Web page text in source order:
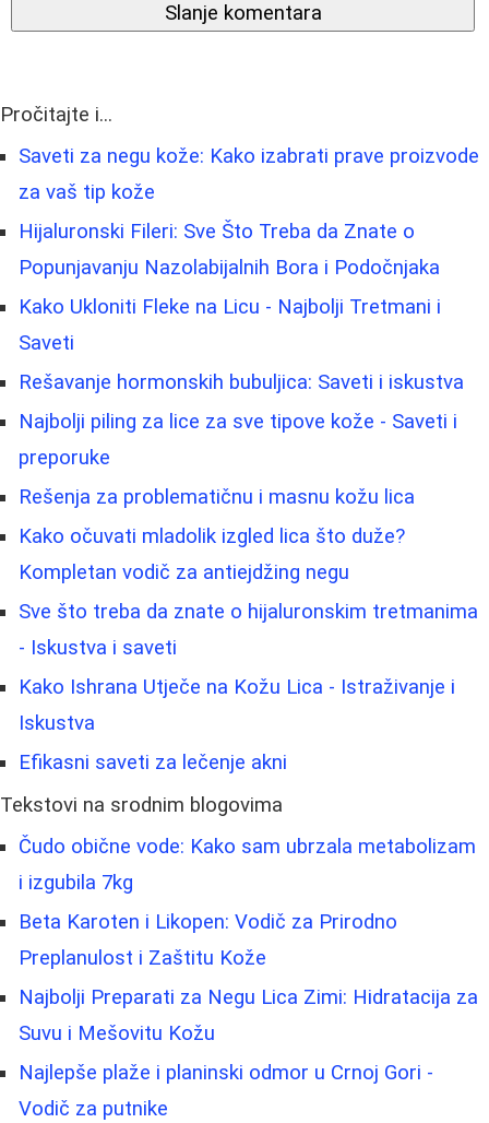
Slanje komentara
Pročitajte i...
Saveti za negu kože: Kako izabrati prave proizvode
za vaš tip kože
Hijaluronski Fileri: Sve Što Treba da Znate o
Popunjavanju Nazolabijalnih Bora i Podočnjaka
Kako Ukloniti Fleke na Licu - Najbolji Tretmani i
Saveti
Rešavanje hormonskih bubuljica: Saveti i iskustva
Najbolji piling za lice za sve tipove kože - Saveti i
preporuke
Rešenja za problematičnu i masnu kožu lica
Kako očuvati mladolik izgled lica što duže?
Kompletan vodič za antiejdžing negu
Sve što treba da znate o hijaluronskim tretmanima
- Iskustva i saveti
Kako Ishrana Utječe na Kožu Lica - Istraživanje i
Iskustva
Efikasni saveti za lečenje akni
Tekstovi na srodnim blogovima
Čudo obične vode: Kako sam ubrzala metabolizam
i izgubila 7kg
Beta Karoten i Likopen: Vodič za Prirodno
Preplanulost i Zaštitu Kože
Najbolji Preparati za Negu Lica Zimi: Hidratacija za
Suvu i Mešovitu Kožu
Najlepše plaže i planinski odmor u Crnoj Gori -
Vodič za putnike